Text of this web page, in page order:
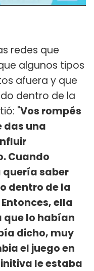
redes que
algunos tipos
afuera y que
dentro de la
"Vos rompés
das una
Cuando
quería saber
dentro de la
ella
que lo habían
dicho, muy
el juego en
le estaba